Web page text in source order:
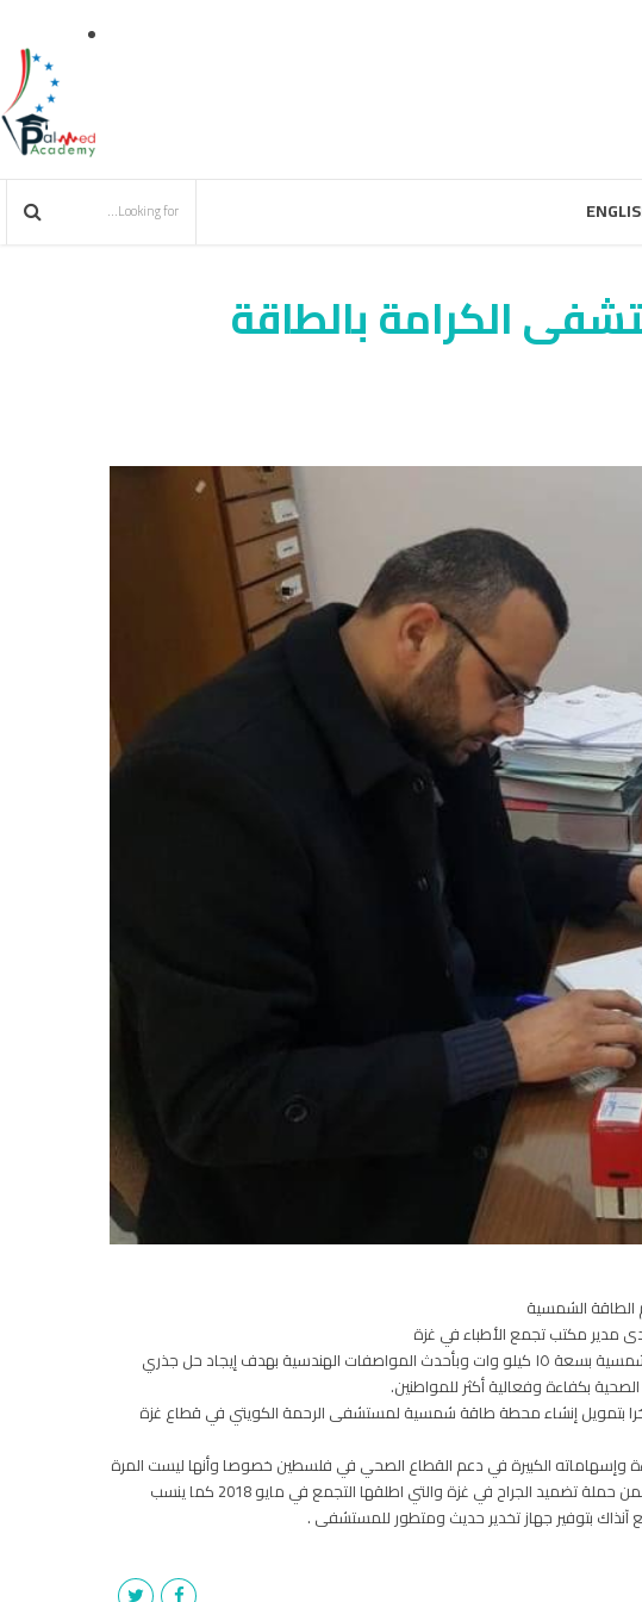
الكرامة بالطاقة
الطاقة الشمسية
وقال د.رياض مشارقة رئيس تجمع الأطباء الفلسطينيين في أوروبا- فرع بريطانيا بأن الإتفاقية تنص على تزويد المستشفى بنظام الطاقة الشمسية بسعة ١٥ كيلو وات وبأحدث المواصفات الهندسية بهدف إيجاد حل جذري
بكفاءة وفعالية أكثر للمواطنين.
بتمويل إنشاء محطة طاقة شمسية لمستشفى الرحمة الكويتي في قطاع غزة
وإسهاماته الكبيرة في دعم القطاع الصحي في فلسطين خصوصا وأنها ليست المرة
الأولى التي يقوم بها التجمع بدعم المستشفي حيث قام مؤخرا بإجراء عشرين عملية جراحية لتركيب الوريد الصناعي لمرضى غسيل الكلى ضمن حملة تضميد الجراح في غزة والتي اطلقها التجمع في مايو 2018 كما ينسب